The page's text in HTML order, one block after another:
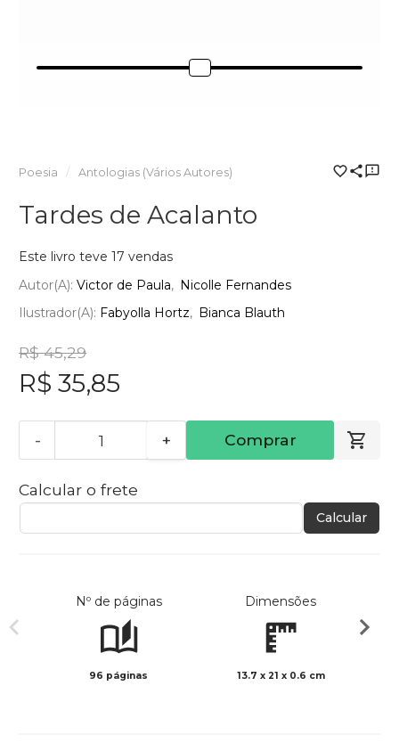
Poesia Antologias (Vários Autores)
Tardes de Acalanto
Este livro teve 17 vendas
Autor(a): Victor de Paula
Nicolle Fernandes
Ilustrador(a): Fabyolla Hortz Bianca Blauth
R$ 45,29
R$ 35,85
- + Comprar
Calcular o frete
Calcular
Nº de páginas
96 páginas
Dimensões
13.7 x 21 x 0.6 cm